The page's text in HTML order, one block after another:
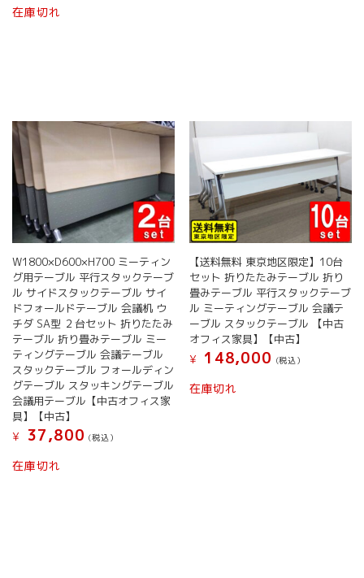
在庫切れ
W1800×D600×H700 ミーティン
グ用テーブル 平行スタックテーブ
ル サイドスタックテーブル サイ
ドフォールドテーブル 会議机 ウ
チダ SA型 ２台セット 折りたたみ
テーブル 折り畳みテーブル ミー
ティングテーブル 会議テーブル
スタックテーブル フォールディン
グテーブル スタッキングテーブル
会議用テーブル【中古オフィス家
具】【中古】
¥
37,800 (税込）
在庫切れ
【送料無料 東京地区限定】10台
セット 折りたたみテーブル 折り
畳みテーブル 平行スタックテーブ
ル ミーティングテーブル 会議テ
ーブル スタックテーブル 【中古
オフィス家具】【中古】
¥
148,000 (税込）
在庫切れ